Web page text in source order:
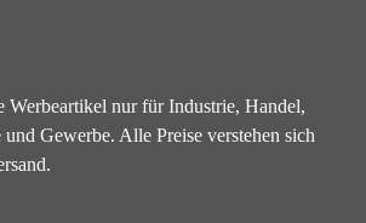
nur für Industrie, Handel,
Gewerbe. Alle Preise verstehen sich